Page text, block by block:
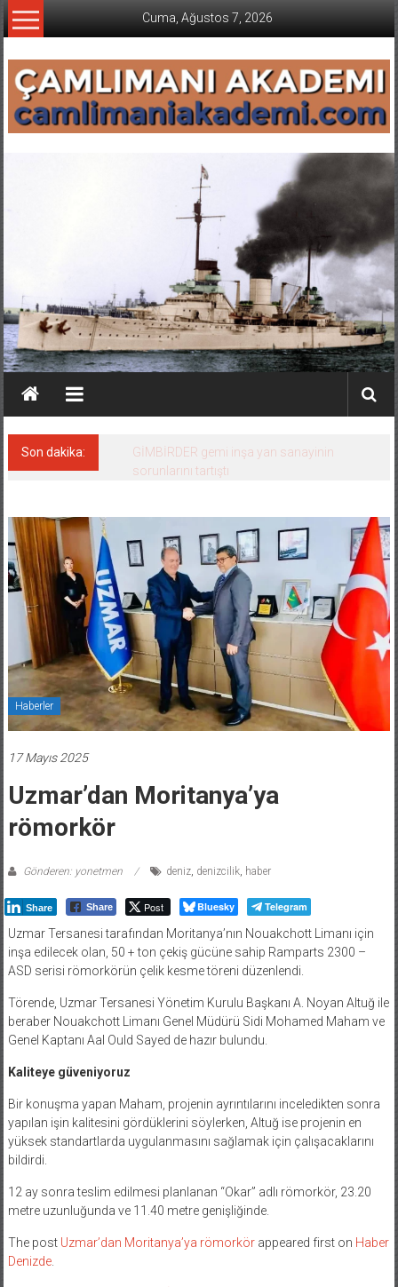
İçeriğe
geç
Cuma, Ağustos 7, 2026
Son dakika: 35 milyon TL’lik tekne projesinde karar çıktı
Haberler
Uzmar’dan Moritanya’ya
römorkör
Share Share Post Bluesky Telegram
inşa edilecek olan, 50 + ton çekiş gücüne sahip Ramparts 2300 –
ASD serisi römorkörün çelik kesme töreni düzenlendi.
beraber Nouakchott Limanı Genel Müdürü Sidi Mohamed Maham ve
Genel Kaptanı Aal Ould Sayed de hazır bulundu.
yapılan işin kalitesini gördüklerini söylerken, Altuğ ise projenin en
yüksek standartlarda uygulanmasını sağlamak için çalışacaklarını
bildirdi.
metre uzunluğunda ve 11.40 metre genişliğinde.
Denizde.